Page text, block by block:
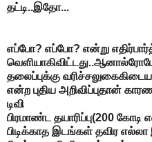
தட்டி..இதோ...
எப்போ? எப்போ? என்று
தலைப்புக்கு
என்ற புதிய அறிவிப்புதான்
டிவி
பிரமாண்ட தயாரிப்பு(200
பிடிக்காத இடங்கள் தவிர